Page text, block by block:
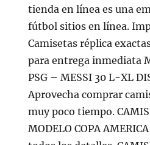
tienda en línea es una
fútbol sitios en línea.
Camisetas réplica
para entrega inmediata
PSG – MESSI 30 L-XL
Aprovecha comprar
muy poco tiempo.
MODELO COPA